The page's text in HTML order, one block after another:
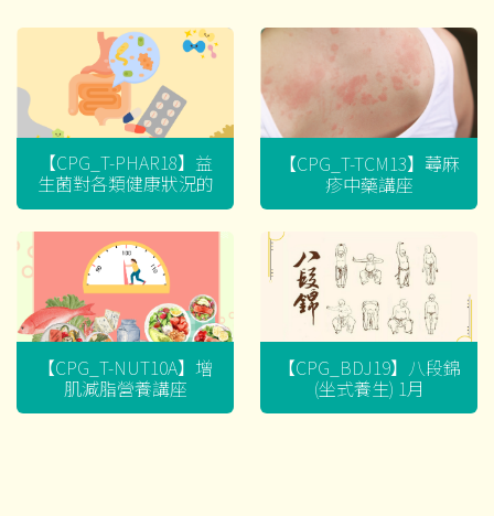
【CPG_T-PHAR18】益
生菌對各類健康狀況的
迷思
【CPG_T-TCM13】蕁麻
疹中藥講座
【CPG_T-NUT10A】增
肌減脂營養講座
【CPG_BDJ19】八段錦
(坐式養生) 1月